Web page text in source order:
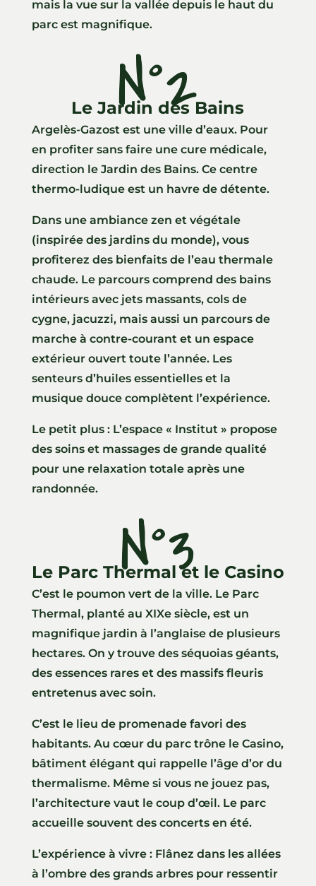
mais la vue sur la vallée depuis le haut du
parc est magnifique.
N°2
Le Jardin des Bains
Argelès-Gazost est une ville d’eaux. Pour
en profiter sans faire une cure médicale,
direction le Jardin des Bains. Ce centre
thermo-ludique est un havre de détente.
Dans une ambiance zen et végétale
(inspirée des jardins du monde), vous
profiterez des bienfaits de l’eau thermale
chaude. Le parcours comprend des bains
intérieurs avec jets massants, cols de
cygne, jacuzzi, mais aussi un parcours de
marche à contre-courant et un espace
extérieur ouvert toute l’année. Les
senteurs d’huiles essentielles et la
musique douce complètent l’expérience.
Le petit plus : L’espace « Institut » propose
des soins et massages de grande qualité
pour une relaxation totale après une
randonnée.
N°3
Le Parc Thermal et le Casino
C’est le poumon vert de la ville. Le Parc
Thermal, planté au XIXe siècle, est un
magnifique jardin à l’anglaise de plusieurs
hectares. On y trouve des séquoias géants,
des essences rares et des massifs fleuris
entretenus avec soin.
C’est le lieu de promenade favori des
habitants. Au cœur du parc trône le Casino,
bâtiment élégant qui rappelle l’âge d’or du
thermalisme. Même si vous ne jouez pas,
l’architecture vaut le coup d’œil. Le parc
accueille souvent des concerts en été.
L’expérience à vivre : Flânez dans les allées
à l’ombre des grands arbres pour ressentir